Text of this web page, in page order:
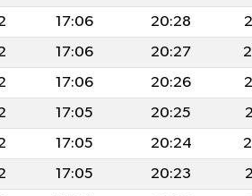
17:06 20:28
17:06 20:27
17:06 20:26
17:05 20:25
17:05 20:24
17:05 20:23